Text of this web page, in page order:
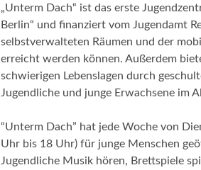
„Unterm Dach“ ist das erste
Berlin“ und finanziert vom Jugendamt
selbstverwalteten Räumen und der
erreicht werden können. Außerdem
schwierigen Lebenslagen durch
Jugendliche und junge Erwachsene im
“Unterm Dach” hat jede Woche von
Uhr bis 18 Uhr) für junge Menschen
Jugendliche Musik hören, Brettspiele